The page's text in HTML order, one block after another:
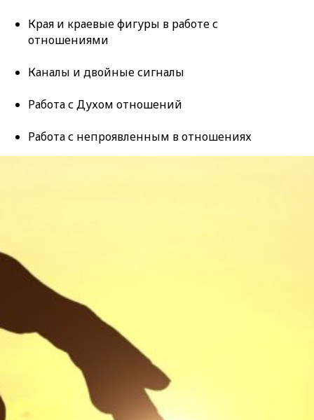
Края и краевые фигуры в работе с
отношениями
Каналы и двойные сигналы
Работа с Духом отношений
Работа с непроявленным в отношениях